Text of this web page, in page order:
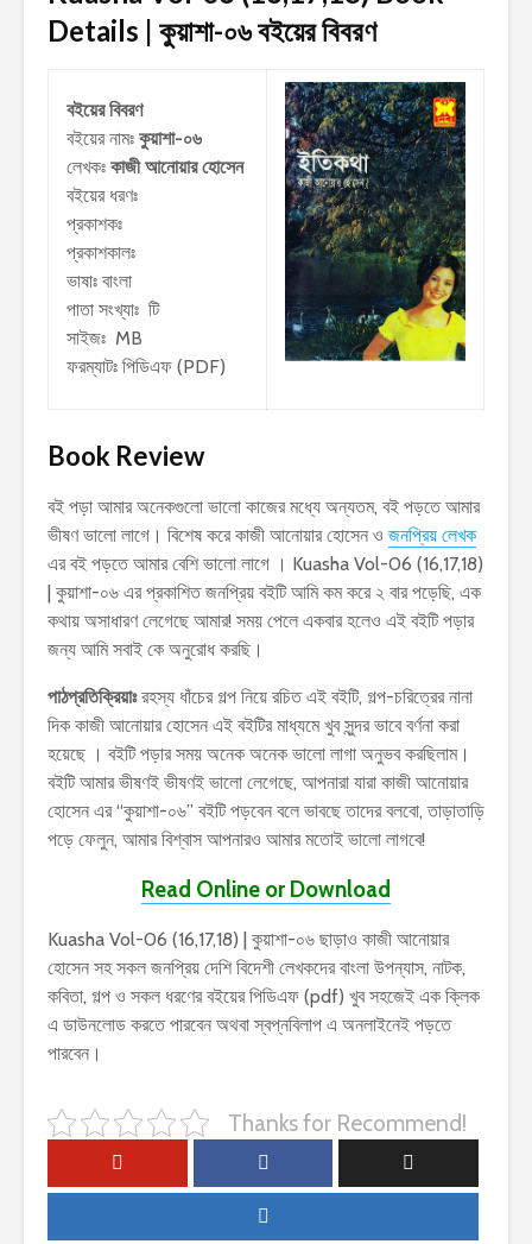
Details | কুয়াশা-০৬বইয়ের বিবরণ
বইয়ের বিবরণ
বইয়ের নামঃ কুয়াশা-০৬
লেখকঃ কাজী আনোয়ার হোসেন
বইয়ের ধরণঃ
প্রকাশকঃ
প্রকাশকালঃ
ভাষাঃ বাংলা
পাতা সংখ্যাঃ টি
সাইজঃ MB
ফরম্যাটঃ পিডিএফ (PDF)
Book Review
বই পড়া আমার অনেকগুলো ভালো কাজের মধ্যে অন্যতম, বই পড়তে আমার
ভীষণ ভালো লাগে। বিশেষ করে কাজী আনোয়ার হোসেন ও জনপ্রিয় লেখক
এর বই পড়তে আমার বেশি ভালো লাগে । Kuasha Vol-06 (16,17,18)
| কুয়াশা-০৬ এর প্রকাশিত জনপ্রিয় বইটি আমি কম করে ২ বার পড়েছি, এক
কথায় অসাধারণ লেগেছে আমার! সময় পেলে একবার হলেও এই বইটি পড়ার
জন্য আমি সবাই কে অনুরোধ করছি।
পাঠপ্রতিক্রিয়াঃরহস্য ধাঁচের গল্প নিয়ে রচিত এই বইটি, গল্প-চরিত্রের নানা
দিক কাজী আনোয়ার হোসেন এই বইটির মাধ্যমে খুব সুন্দর ভাবে বর্ণনা করা
হয়েছে । বইটি পড়ার সময় অনেক অনেক ভালো লাগা অনুভব করছিলাম।
বইটি আমার ভীষণই ভীষণই ভালো লেগেছে, আপনারা যারা কাজী আনোয়ার
হোসেন এর “কুয়াশা-০৬” বইটি পড়বেন বলে ভাবছে তাদের বলবো, তাড়াতাড়ি
পড়ে ফেলুন, আমার বিশ্বাস আপনারও আমার মতোই ভালো লাগবে!
Read Online or Download
Kuasha Vol-06 (16,17,18) | কুয়াশা-০৬ ছাড়াও কাজী আনোয়ার
হোসেন সহ সকল জনপ্রিয় দেশি বিদেশী লেখকদের বাংলা উপন্যাস, নাটক,
কবিতা, গল্প ও সকল ধরণের বইয়ের পিডিএফ (pdf) খুব সহজেই এক ক্লিক
এ ডাউনলোড করতে পারবেন অথবা স্বপ্নবিলাপ এ অনলাইনেই পড়তে
পারবেন।
Thanks for Recommend!